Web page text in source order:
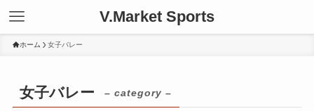
V.Market Sports
ホーム 女子バレー
女子バレー – category –